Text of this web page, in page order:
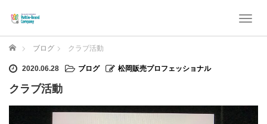
T
ホーム ブログ クラブ活動
2020.06.28 ブログ 松岡販売プロフェッショナル
クラブ活動